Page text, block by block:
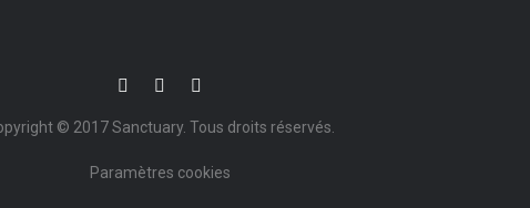
© 2017Sanctuary. Tous droits réservés.
Paramètres cookies